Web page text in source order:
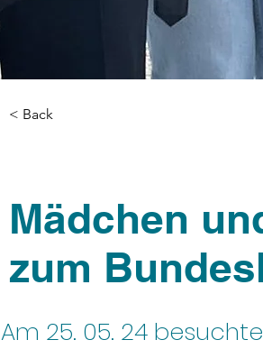
< Back
Mädchen
zum
Am 25. 05. 24